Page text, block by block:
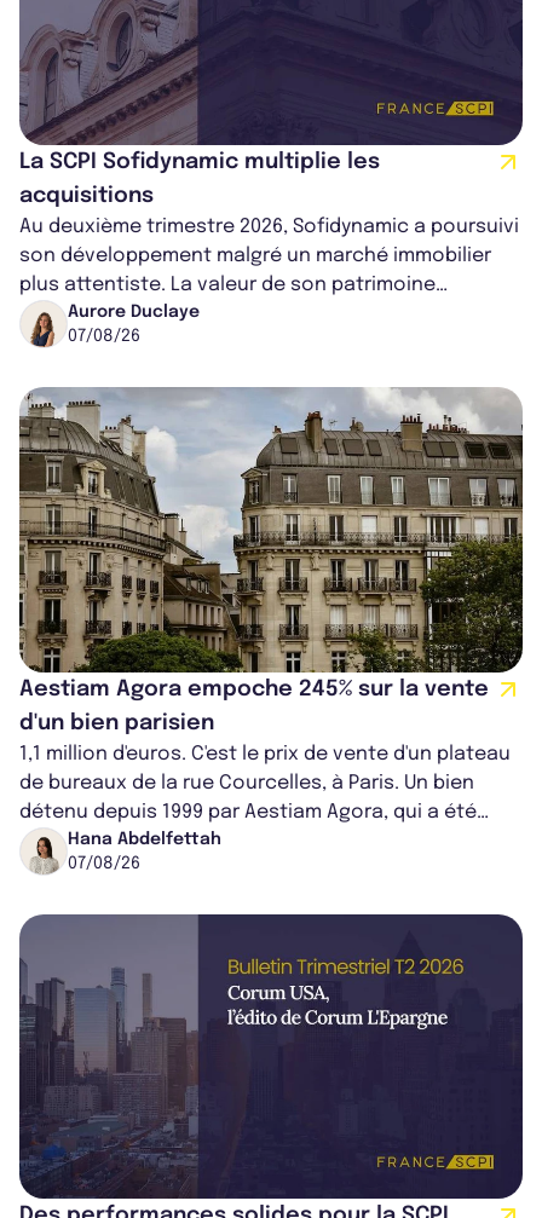
La SCPI Sofidynamic multiplie les
acquisitions
Au deuxième trimestre 2026, Sofidynamic a poursuivi
son développement malgré un marché immobilier
plus attentiste. La valeur de son patrimoine
progresse de 3,8% à périmètre constan...
Aurore Duclaye
07/08/26
Aestiam Agora empoche 245% sur la vente
d'un bien parisien
1,1 million d'euros. C'est le prix de vente d'un plateau
de bureaux de la rue Courcelles, à Paris. Un bien
détenu depuis 1999 par Aestiam Agora, qui a été
cédé avec une plus-value...
Hana Abdelfettah
07/08/26